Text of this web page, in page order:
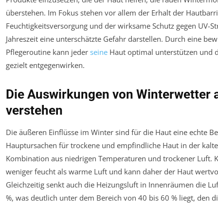
überstehen. Im Fokus stehen vor allem der Erhalt der
Feuchtigkeitsversorgung und der wirksame Schutz gegen UV-
Jahreszeit eine unterschätzte Gefahr darstellen. Durch eine
Pflegeroutine kann jeder seine Haut optimal unterstützen und
gezielt entgegenwirken.
Die Auswirkungen von Winterwetter
verstehen
Die äußeren Einflüsse im Winter sind für die Haut eine echte
Hauptursachen für trockene und empfindliche Haut in der
Kombination aus niedrigen Temperaturen und trockener Luft.
weniger feucht als warme Luft und kann daher der Haut
Gleichzeitig senkt auch die Heizungsluft in Innenräumen die
%, was deutlich unter dem Bereich von 40 bis 60 % liegt, den